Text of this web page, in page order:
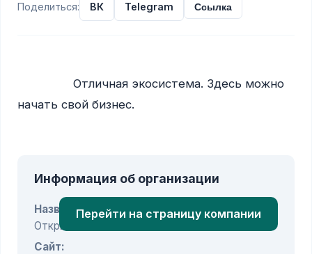
Поделиться: ВК Telegram Ссылка
начать свой бизнес.
Информация об организации
Название:
Открытие
Сайт:
Перейти на страницу компании